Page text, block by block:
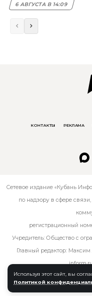
Используя этот сайт, вы
Политикой
6 АВГУСТА В 14:09
КОНТАКТЫ РЕКЛАМА
Сетевое издание «Кубань
по надзору в сфере
регистрационный
Учредитель: Общество с
Главный редактор: